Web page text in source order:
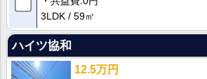
3LDK
59㎡
ハイツ協和
12.5万円